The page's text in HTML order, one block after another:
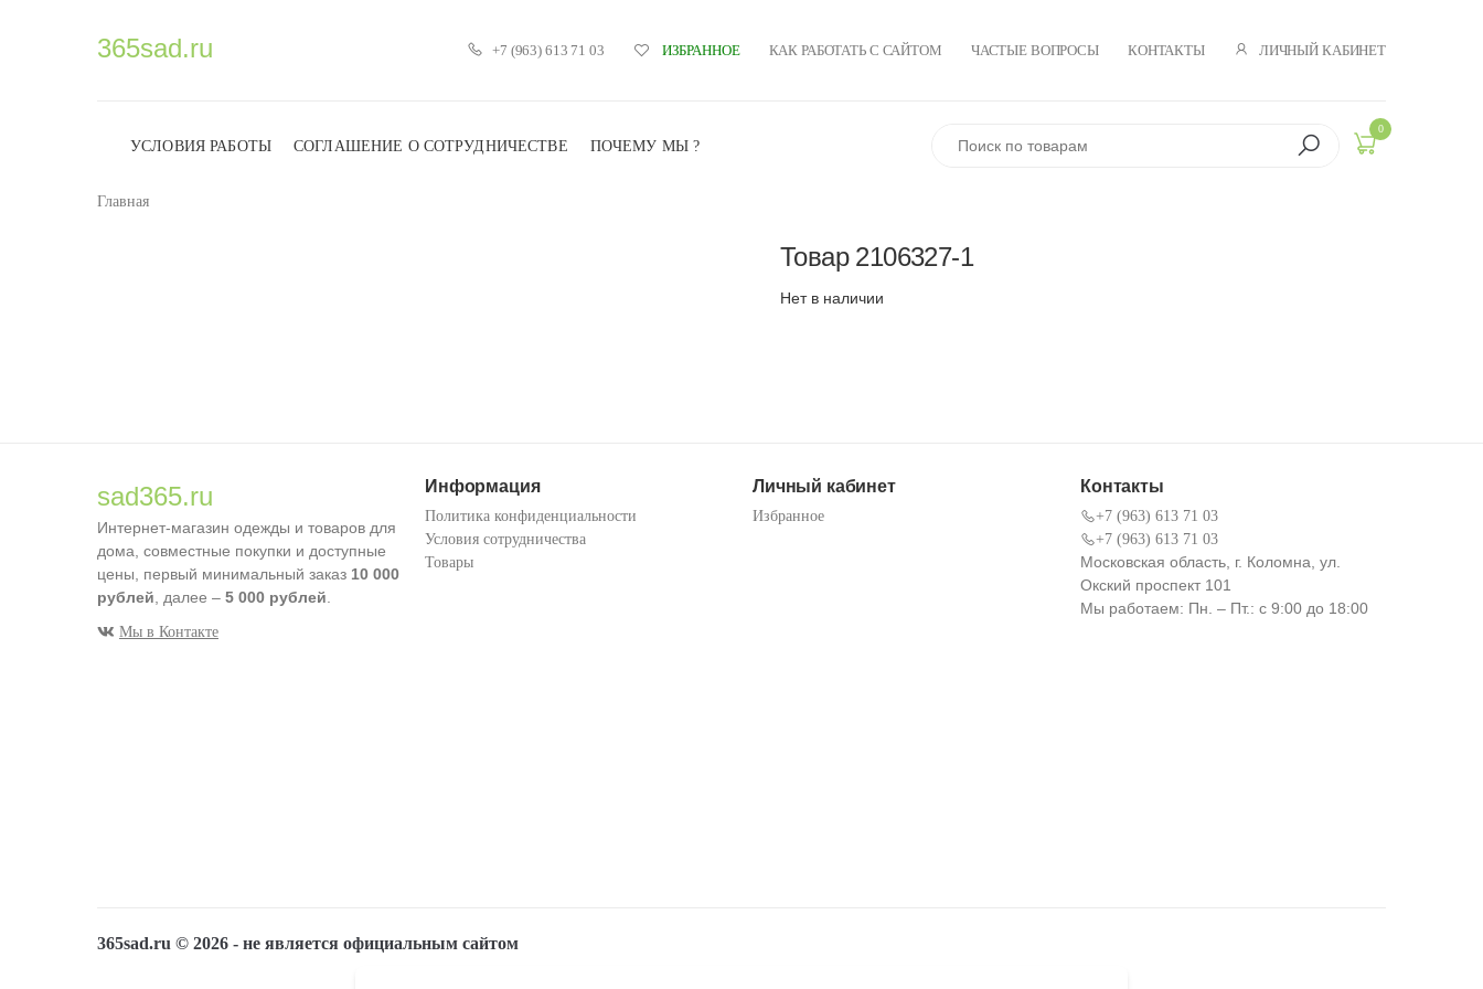
365sad.ru +7 (963) 613 71 03 ИЗБРАННОЕ КАК РАБОТАТЬ С САЙТОМ ЧАСТЫЕ ВОПРОСЫ КОНТАКТЫ ЛИЧНЫЙ КАБИНЕТ
УСЛОВИЯ РАБОТЫ СОГЛАШЕНИЕ О СОТРУДНИЧЕСТВЕ ПОЧЕМУ МЫ ?
0
Главная
Товар 2106327-1
Нет в наличии
sad365.ru
Интернет-магазин одежды и товаров для
дома, совместные покупки и доступные
цены, первый минимальный заказ 10 000
рублей , далее – 5 000 рублей
Мы в Контакте
Информация
Политика конфиденциальности
Условия сотрудничества
Товары
Личный кабинет
Избранное
Контакты
+7 (963) 613 71 03
+7 (963) 613 71 03
Московская область, г. Коломна, ул.
Окский проспект 101
Мы работаем: Пн. – Пт.: с 9:00 до 18:00
365sad.ru © 2026 - не является официальным сайтом